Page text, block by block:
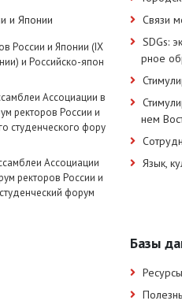
и Японии
России и Японии (IX
и Российско-япон
Ассоциации в
ректоров России и
студенческого фору
Ассоциации
ректоров России и
форум
Связи
SDGs:
рное
нем
Язык,
Базы
Ресурсы